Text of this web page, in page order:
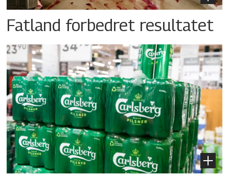
Fatland forbedret resultatet